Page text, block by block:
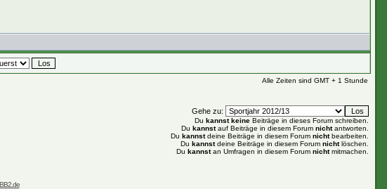
Alle Zeiten sind GMT + 1 Stunde
Gehe zu:
Du kannst keine Beiträge in dieses Forum schreiben.
Du kannstauf Beiträge in diesem Forum nichtantworten.
Du kannstdeine Beiträge in diesem Forum nichtbearbeiten.
Du kannstdeine Beiträge in diesem Forum nichtlöschen.
Du kannstan Umfragen in diesem Forum nichtmitmachen.